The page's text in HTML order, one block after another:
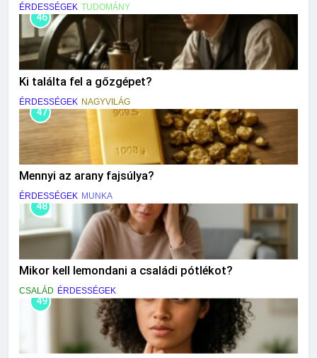
ÉRDESSÉGEK TUDOMÁNY
46
Ki találta fel a gőzgépet?
ÉRDESSÉGEK NAGYVILÁG
47
Mennyi az arany fajsúlya?
ÉRDESSÉGEK MUNKA
48
Mikor kell lemondani a családi pótlékot?
CSALÁD ÉRDESSÉGEK
49